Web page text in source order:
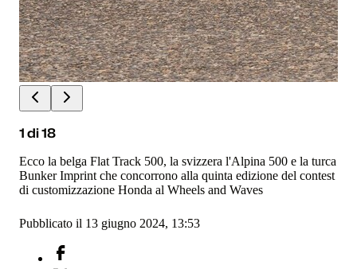
1di18
Ecco la belga Flat Track 500, la svizzera l'Alpina 500 e la turca
Bunker Imprint che concorrono alla quinta edizione del contest
di customizzazione Honda al Wheels and Waves
Pubblicato il 13 giugno 2024, 13:53